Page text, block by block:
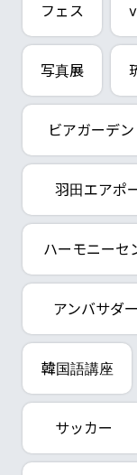
フェス
写真展
ビアガーデン
羽田エアポ
ハーモニーセ
アンバサダー
韓国語講座
サッカー